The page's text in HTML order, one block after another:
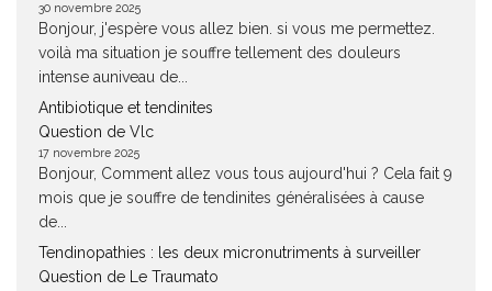
30 novembre 2025
Bonjour, j'espère vous allez bien. si vous me permettez.
voilà ma situation je souffre tellement des douleurs
intense auniveau de...
Antibiotique et tendinites
Question de Vlc
17 novembre 2025
Bonjour, Comment allez vous tous aujourd'hui ? Cela fait 9
mois que je souffre de tendinites généralisées à cause
de...
Tendinopathies : les deux micronutriments à surveiller
Question de Le Traumato